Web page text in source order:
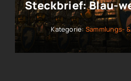
Kategorie: Sammlungs-